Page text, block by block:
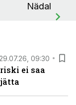
Nädal
29.07.26, 09:30
ei saa